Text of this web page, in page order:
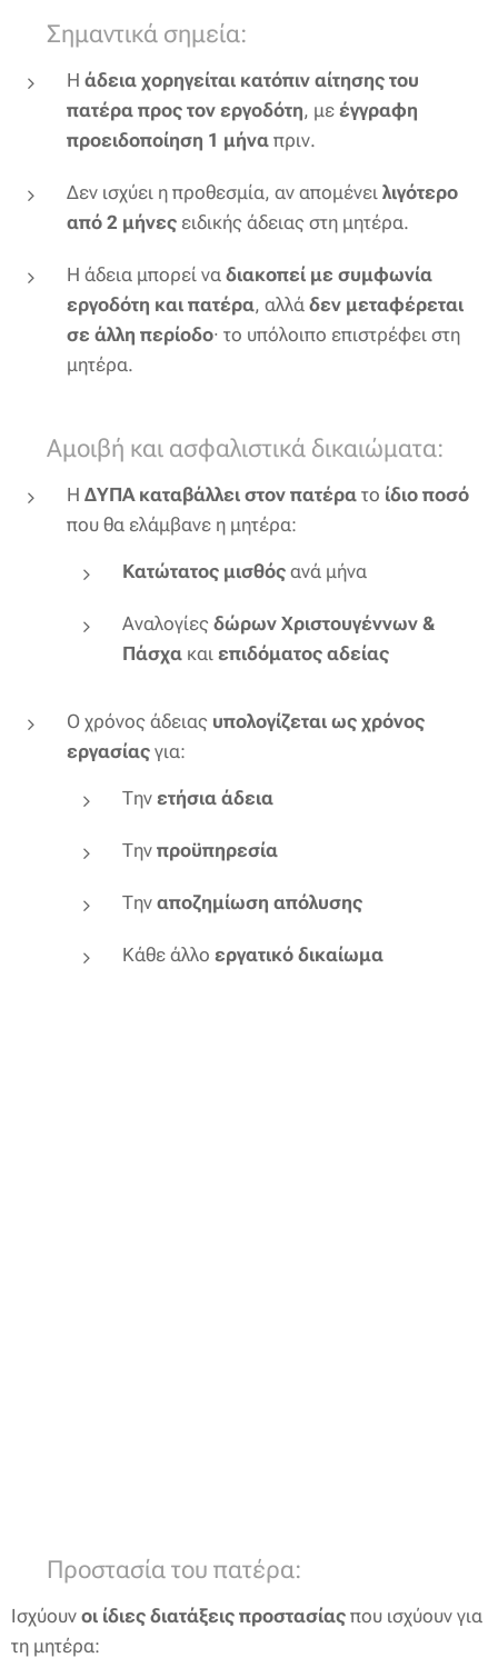
⚠️ Σημαντικά σημεία:
Η άδεια χορηγείται κατόπιν αίτησης του
πατέρα προς τον εργοδότη, με έγγραφη
προειδοποίηση 1 μήνα πριν.
Δεν ισχύει η προθεσμία, αν απομένει λιγότερο
από 2 μήνες ειδικής άδειας στη μητέρα.
Η άδεια μπορεί να διακοπεί με συμφωνία
εργοδότη και πατέρα, αλλά δεν μεταφέρεται
σε άλλη περίοδο∙ το υπόλοιπο επιστρέφει στη
μητέρα.
💰 Αμοιβή και ασφαλιστικά δικαιώματα:
Η ΔΥΠΑ καταβάλλει στον πατέρα το ίδιο ποσό
που θα ελάμβανε η μητέρα:
Κατώτατος μισθός ανά μήνα
Αναλογίες δώρων Χριστουγέννων &
Πάσχα και επιδόματος αδείας
Ο χρόνος άδειας υπολογίζεται ως χρόνος
εργασίας για:
Την ετήσια άδεια
Την προϋπηρεσία
Την αποζημίωση απόλυσης
Κάθε άλλο εργατικό δικαίωμα
🛡️ Προστασία του πατέρα:
Ισχύουν οι ίδιες διατάξεις προστασίας που ισχύουν για
τη μητέρα: